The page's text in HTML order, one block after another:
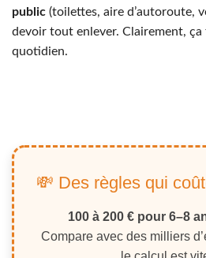
public (toilettes, aire d’autoroute,
devoir tout enlever. Clairement,
quotidien.
💸 Des règles qui
100 à 200 € pour 6–8
Compare avec des milliers